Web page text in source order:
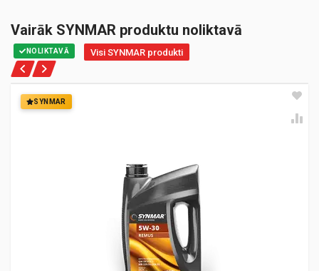
Vairāk SYNMAR produktu noliktavā
NOLIKTAVĀ Visi SYNMAR produkti
SYNMAR